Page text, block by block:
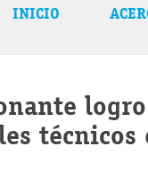
INICIO
técnicos